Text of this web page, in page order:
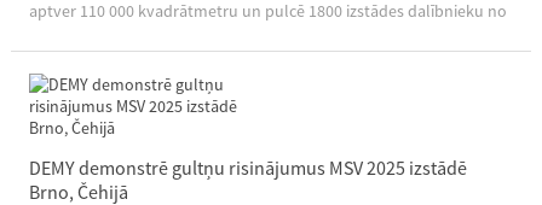
aptver 110 000 kvadrātmetru un pulcē 1800 izstādes dalībnieku no
tehnoloģijām...
DEMY demonstrē gultņu risinājumus MSV 2025 izstādē
Brno, Čehijā